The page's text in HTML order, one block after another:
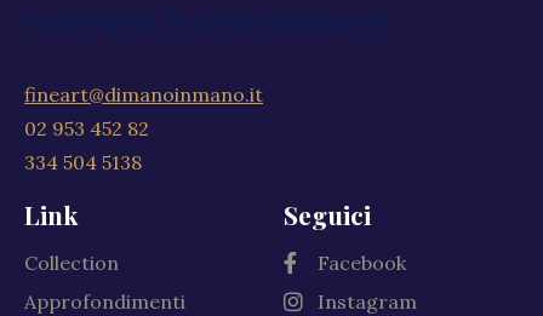
Via XXV Aprile, 59, 20040 Cambiago MI
fineart@dimanoinmano.it
02 953 452 82
334 504 5138
Link
Collection
Approfondimenti
Seguici
Facebook
Instagram